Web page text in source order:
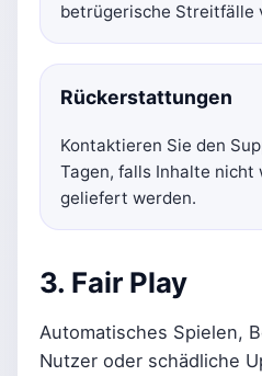
betrügerische Streitfälle
Rückerstattungen
Kontaktieren Sie den
Tagen, falls Inhalte nicht
geliefert werden.
3. Fair Play
Automatisches Spielen,
Nutzer oder schädliche